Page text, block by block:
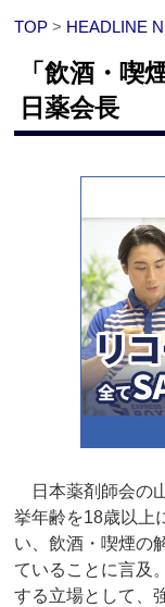
TOP > HEADLINE
「飲酒・喫
日薬会長
日本薬剤師会の
挙年齢を18歳以上
い、飲酒・喫煙の
ていることに言及
する立場として、